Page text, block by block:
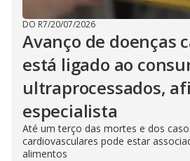
DO R7/20/07/2026
Avanço de doenças
está ligado ao
ultraprocessados,
especialista
Até um terço das mortes e dos
cardiovasculares pode estar
alimentos